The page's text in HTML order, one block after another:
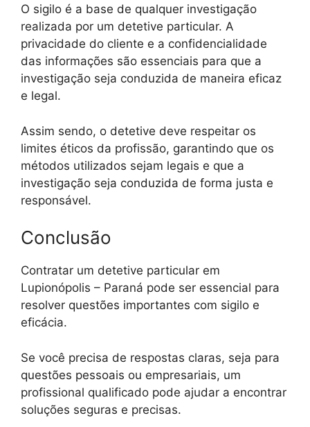
O sigilo é a base de qualquer investigação
realizada por um detetive particular. A
privacidade do cliente e a confidencialidade
das informações são essenciais para que a
investigação seja conduzida de maneira eficaz
e legal.
Assim sendo, o detetive deve respeitar os
limites éticos da profissão, garantindo que os
métodos utilizados sejam legais e que a
investigação seja conduzida de forma justa e
responsável.
Conclusão
Contratar um detetive particular em
Lupionópolis – Paraná pode ser essencial para
resolver questões importantes com sigilo e
eficácia.
Se você precisa de respostas claras, seja para
questões pessoais ou empresariais, um
profissional qualificado pode ajudar a encontrar
soluções seguras e precisas.